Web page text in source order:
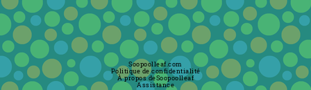
Soopoolleaf.com
Politique de confidentialité
À propos deSoopoolleaf
Assistance